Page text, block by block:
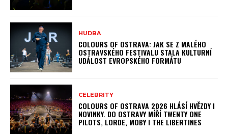
HUDBA
COLOURS OF OSTRAVA: JAK SE Z MALÉHO
OSTRAVSKÉHO FESTIVALU STALA KULTURNÍ
UDÁLOST EVROPSKÉHO FORMÁTU
CELEBRITY
COLOURS OF OSTRAVA 2026 HLÁSÍ HVĚZDY I
NOVINKY. DO OSTRAVY MÍŘÍ TWENTY ONE
PILOTS, LORDE, MOBY I THE LIBERTINES